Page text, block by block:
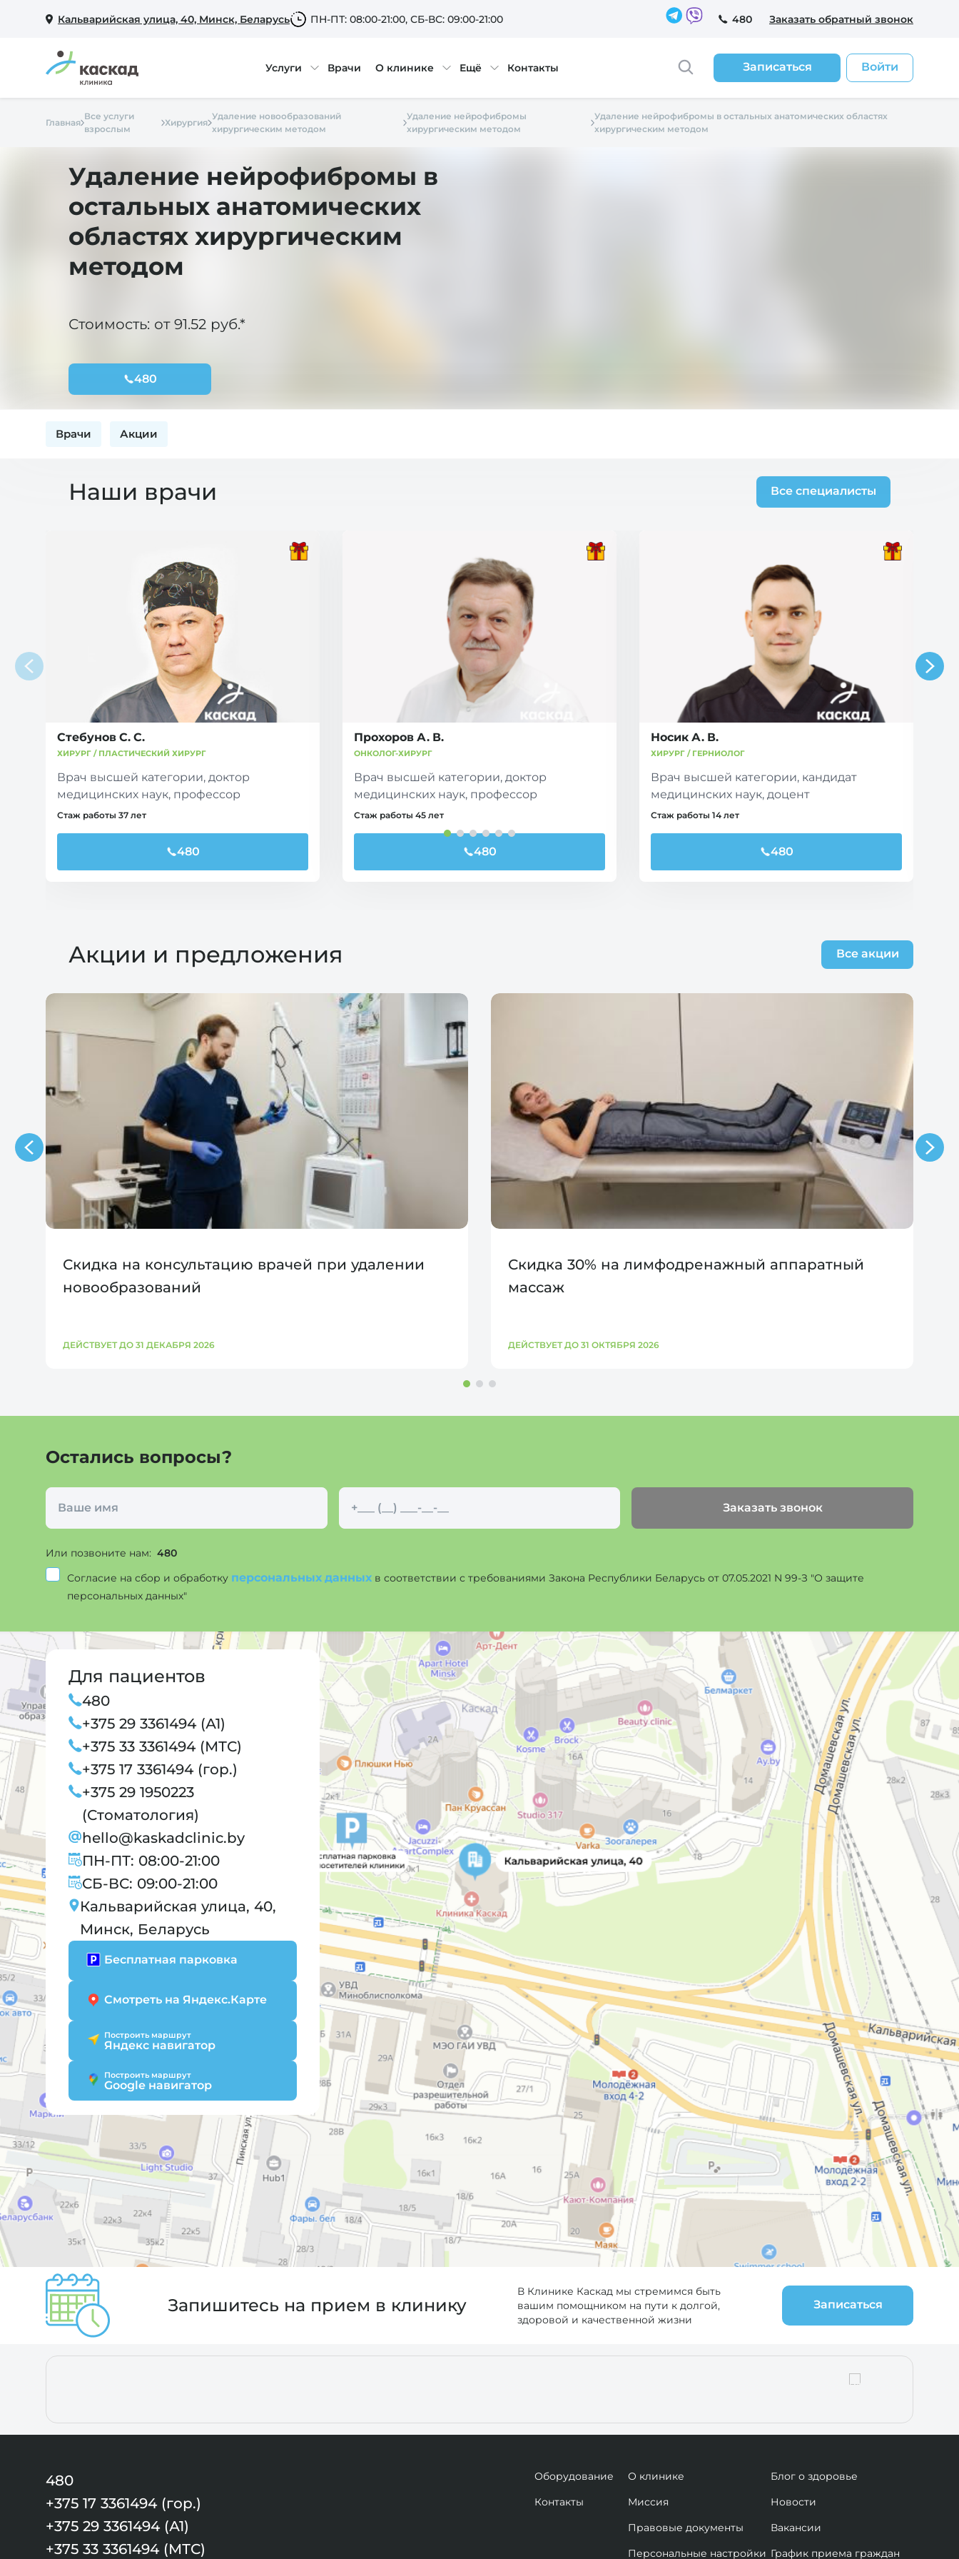
Кальварийская улица, 40, Минск, Беларусь ПН-ПТ: 08:00-21:00, СБ-ВС: 09:00-21:00 480 Заказать обратный звонок
Услуги Врачи О клинике Ещё Контакты Записаться Войти
Главная
Все услуги
взрослым
Хирургия
Удаление новообразований
хирургическим методом
Удаление нейрофибромы
хирургическим методом
Удаление нейрофибромы в остальных анатомических областях
хирургическим методом
Удаление нейрофибромы в
остальных анатомических
областях хирургическим
методом
Стоимость: от 91.52 руб.*
480
Врачи Акции
Наши врачи Все специалисты
Стебунов С. С.
ХИРУРГ / ПЛАСТИЧЕСКИЙ ХИРУРГ
Врач высшей категории, доктор
медицинских наук, профессор
Стаж работы 37 лет
480
Прохоров А. В.
ОНКОЛОГ-ХИРУРГ
Врач высшей категории, доктор
медицинских наук, профессор
Стаж работы 45 лет
480
Носик А. В.
ХИРУРГ / ГЕРНИОЛОГ
Врач высшей категории, кандидат
медицинских наук, доцент
Стаж работы 14 лет
480
Акции и предложения Все акции
Скидка на консультацию врачей при удалении
новообразований
ДЕЙСТВУЕТ ДО 31 ДЕКАБРЯ 2026
Скидка 30% на лимфодренажный аппаратный
массаж
ДЕЙСТВУЕТ ДО 31 ОКТЯБРЯ 2026
Остались вопросы?
Заказать звонок
Или позвоните нам: 480
Согласие на сбор и обработку персональных данных в соответствии с требованиями Закона Республики Беларусь от 07.05.2021 N 99-З "О защите
персональных данных"
Для пациентов
480
+375 29 3361494 (А1)
+375 33 3361494 (МТС)
+375 17 3361494 (гор.)
+375 29 1950223
(Стоматология)
hello@kaskadclinic.by
ПН-ПТ: 08:00-21:00
СБ-ВС: 09:00-21:00
Кальварийская улица, 40,
Минск, Беларусь
Бесплатная парковка
Смотреть на Яндекс.Карте
Построить маршрут
Яндекс навигатор
Построить маршрут
Google навигатор
Запишитесь на прием в клинику
В Клинике Каскад мы стремимся быть
вашим помощником на пути к долгой,
здоровой и качественной жизни
Записаться
480
+375 17 3361494 (гор.)
+375 29 3361494 (А1)
+375 33 3361494 (МТС)
Оборудование
Контакты
О клинике
Миссия
Правовые документы
Персональные настройки
Блог о здоровье
Новости
Вакансии
График приема граждан